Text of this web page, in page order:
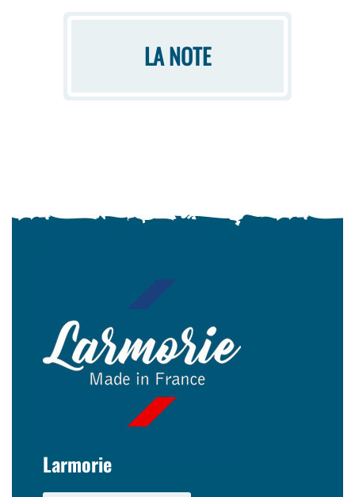
LA NOTE
Larmorie